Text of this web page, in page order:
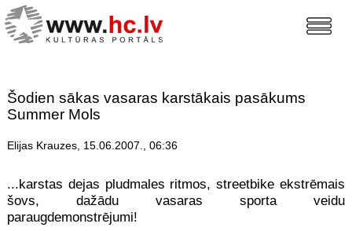
Šodien sākas vasaras karstākais pasākums
Summer Mols
Elijas Krauzes, 15.06.2007., 06:36
...karstas dejas pludmales ritmos, streetbike ekstrēmais
šovs, dažādu vasaras sporta veidu
paraugdemonstrējumi!